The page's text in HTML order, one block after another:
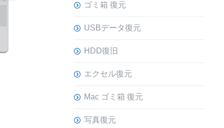
ゴミ箱 復元
USBデータ復元
HDD復旧
エクセル復元
Mac ゴミ箱 復元
写真復元